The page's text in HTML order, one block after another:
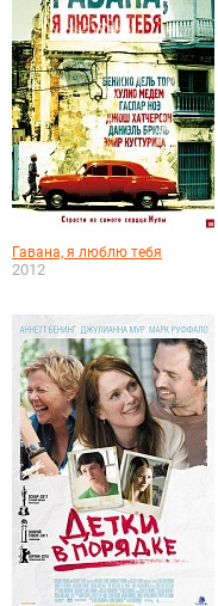
Гавана, я люблю тебя
2012